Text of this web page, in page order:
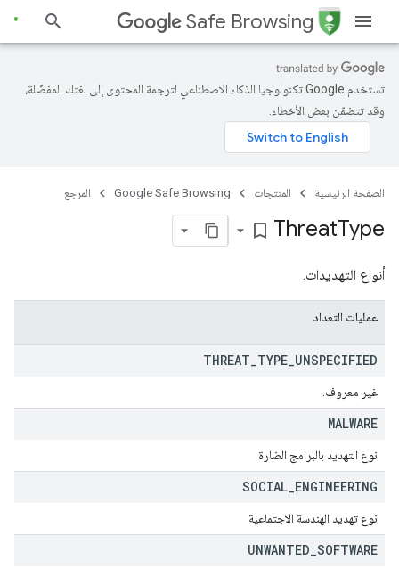
Safe Browsing
تستخدم Google تكنولوجيا الذكاء الاصطناعي لترجمة المحتوى إلى لغتك المفضّلة،
وقد تتضمّن بعض الأخطاء.
الصفحة الرئيسية المنتجات Google Safe Browsing المرجع
ThreatType
bookmark_border
أنواع التهديدات.
عمليات التعداد
THREAT TYPE UNSPECIFIED
غير معروف.
MALWARE
نوع التهديد بالبرامج الضارة
SOCIAL ENGINEERING
نوع تهديد الهندسة الاجتماعية
UNWANTED SOFTWARE